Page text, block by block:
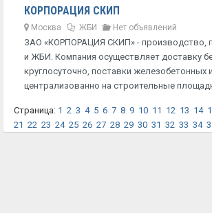
КОРПОРАЦИЯ СКИП
Москва ЖБИ Нет объявлений
ЗАО «КОРПОРАЦИЯ СКИП» - производство,
и ЖБИ. Компания осуществляет доставку
круглосуточно, поставки железобетонных
централизованно на строительные
Страница: 1 2 3 4 5 6 7 8 9 10 11 12 13 14
21 22 23 24 25 26 27 28 29 30 31 32 33 34